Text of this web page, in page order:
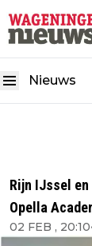
Nieuws
Rijn IJssel
Opella
02 FEB , 20:10